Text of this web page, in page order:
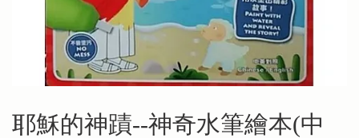
耶穌的神蹟--神奇水筆繪本(中